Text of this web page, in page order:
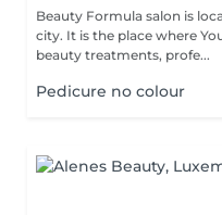
Beauty Formula salon is
city. It is the place where You will have full privacy for luxury
beauty treatments, profe...
Pedicure no colour